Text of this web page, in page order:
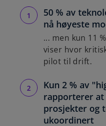
50 % av
nå høyeste
... men kun 11
viser hvor
pilot til drift.
Kun 2 % av
rapporterer at
prosjekter og
ukoordinert